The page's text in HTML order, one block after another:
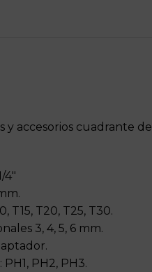
y accesorios cuadrante
4″
T15, T20, T25, T30.
3, 4, 5, 6 mm.
PH2, PH3.